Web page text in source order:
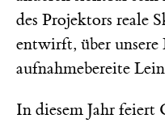
des Projektors reale
entwirft, über
aufnahmebereite
In diesem Jahr feiert